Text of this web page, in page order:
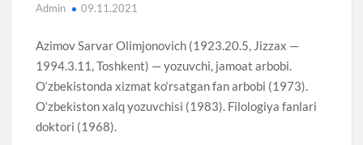
Admin 09.11.2021
Azimov Sarvar Olimjonovich (1923.20.5, Jizzax —
1994.3.11, Toshkent) — yozuvchi, jamoat arbobi.
O‘zbekistonda xizmat ko‘rsatgan fan arbobi (1973).
O‘zbekiston xalq yozuvchisi (1983). Filologiya fanlari
doktori (1968).